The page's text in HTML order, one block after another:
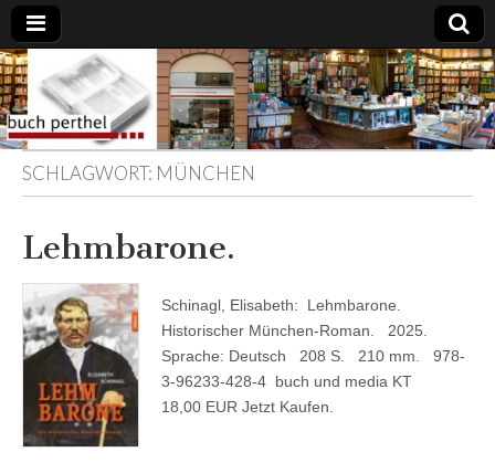
Buchhandlung
am Gasteig
SCHLAGWORT: MÜNCHEN
Lehmbarone.
Schinagl, Elisabeth: Lehmbarone.
Historischer München-Roman. 2025.
Sprache: Deutsch 208 S. 210 mm. 978-
3-96233-428-4 buch und media KT
18,00 EUR Jetzt Kaufen.